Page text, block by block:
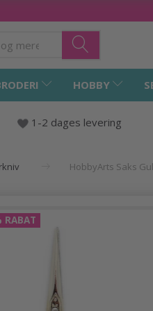
HOBBY
1-2 dages levering
HobbyArts Saks
RABAT